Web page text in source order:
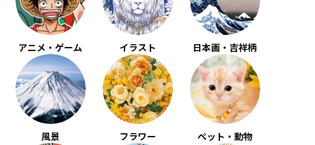
アニメ・ゲーム イラスト 日本画・吉祥柄
風景 フラワー ペット・動物